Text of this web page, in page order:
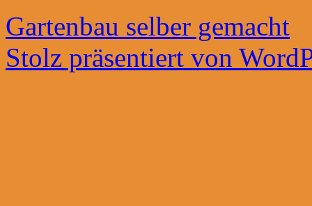
Gartenbau selber gemacht
Stolz präsentiert von